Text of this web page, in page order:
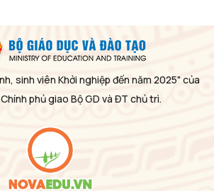
sinh viên Khởi nghiệp đến năm 2025" của
phủ giao Bộ GD và ĐT chủ trì.